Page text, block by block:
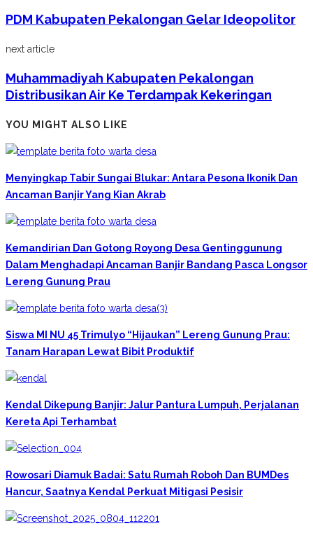
PDM Kabupaten Pekalongan Gelar Ideopolitor
next article
Muhammadiyah Kabupaten Pekalongan
Distribusikan Air Ke Terdampak Kekeringan
YOU MIGHT ALSO LIKE
Menyingkap Tabir Sungai Blukar: Antara Pesona Ikonik Dan
Ancaman Banjir Yang Kian Akrab
Kemandirian Dan Gotong Royong Desa Gentinggunung
Dalam Menghadapi Ancaman Banjir Bandang Pasca Longsor
Lereng Gunung Prau
Siswa MI NU 45 Trimulyo “Hijaukan” Lereng Gunung Prau:
Tanam Harapan Lewat Bibit Produktif
Kendal Dikepung Banjir: Jalur Pantura Lumpuh, Perjalanan
Kereta Api Terhambat
Rowosari Diamuk Badai: Satu Rumah Roboh Dan BUMDes
Hancur, Saatnya Kendal Perkuat Mitigasi Pesisir